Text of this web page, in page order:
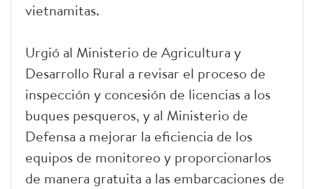
vietnamitas.
Urgió al Ministerio de Agricultura y
Desarrollo Rural a revisar el proceso de
inspección y concesión de licencias a los
buques pesqueros, y al Ministerio de
Defensa a mejorar la eficiencia de los
equipos de monitoreo y proporcionarlos
de manera gratuita a las embarcaciones de